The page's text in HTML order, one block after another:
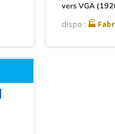
vers VGA
dispo : 🏭